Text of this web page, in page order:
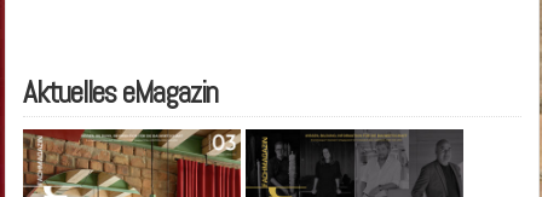
Aktuelles eMagazin